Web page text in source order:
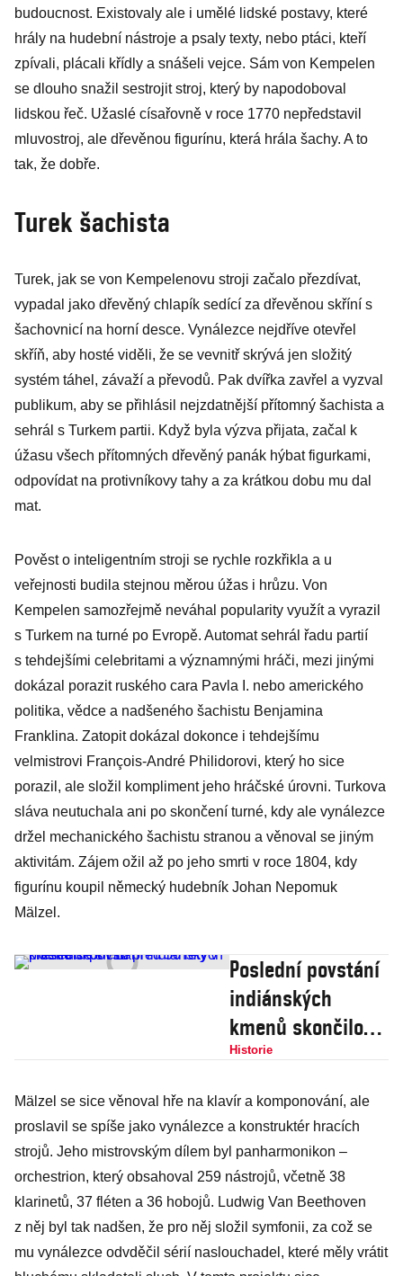
budoucnost. Existovaly ale i umělé lidské postavy, které
hrály na hudební nástroje a psaly texty, nebo ptáci, kteří
zpívali, plácali křídly a snášeli vejce. Sám von Kempelen
se dlouho snažil sestrojit stroj, který by napodoboval
lidskou řeč. Užaslé císařovně v roce 1770 nepředstavil
mluvostroj, ale dřevěnou figurínu, která hrála šachy. A to
tak, že dobře.
Turek šachista
Turek, jak se von Kempelenovu stroji začalo přezdívat,
vypadal jako dřevěný chlapík sedící za dřevěnou skříní s
šachovnicí na horní desce. Vynálezce nejdříve otevřel
skříň, aby hosté viděli, že se vevnitř skrývá jen složitý
systém táhel, závaží a převodů. Pak dvířka zavřel a vyzval
publikum, aby se přihlásil nejzdatnější přítomný šachista a
sehrál s Turkem partii. Když byla výzva přijata, začal k
úžasu všech přítomných dřevěný panák hýbat figurkami,
odpovídat na protivníkovy tahy a za krátkou dobu mu dal
mat.
Pověst o inteligentním stroji se rychle rozkřikla a u
veřejnosti budila stejnou měrou úžas i hrůzu. Von
Kempelen samozřejmě neváhal popularity využít a vyrazil
s Turkem na turné po Evropě. Automat sehrál řadu partií
s tehdejšími celebritami a významnými hráči, mezi jinými
dokázal porazit ruského cara Pavla I. nebo amerického
politika, vědce a nadšeného šachistu Benjamina
Franklina. Zatopit dokázal dokonce i tehdejšímu
velmistrovi François-André Philidorovi, který ho sice
porazil, ale složil kompliment jeho hráčské úrovni. Turkova
sláva neutuchala ani po skončení turné, kdy ale vynálezce
držel mechanického šachistu stranou a věnoval se jiným
aktivitám. Zájem ožil až po jeho smrti v roce 1804, kdy
figurínu koupil německý hudebník Johan Nepomuk
Mälzel.
Poslední povstání
indiánských
kmenů skončilo
před 50 lety v
Historie
Mälzel se sice věnoval hře na klavír a komponování, ale
proslavil se spíše jako vynálezce a konstruktér hracích
strojů. Jeho mistrovským dílem byl panharmonikon –
orchestrion, který obsahoval 259 nástrojů, včetně 38
klarinetů, 37 fléten a 36 hobojů. Ludwig Van Beethoven
z něj byl tak nadšen, že pro něj složil symfonii, za což se
mu vynálezce odvděčil sérií naslouchadel, které měly vrátit